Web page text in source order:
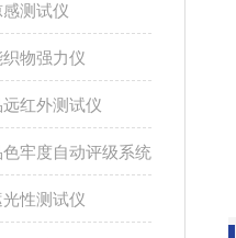
测试仪
物强力仪
红外测试仪
牢度自动评级系统
性测试仪